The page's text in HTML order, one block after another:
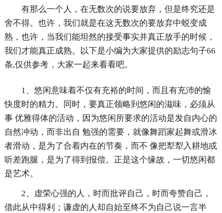
有那么一个人，在无数次的说要放弃，但是终究还是
舍不得。也许，我们就是在这无数次的要放弃中蜕变成
熟，也许，当我们能坦然的接受事实并真正放手的时候，
我们才能真正成熟。以下是小编为大家提供的励志句子66
条,仅供参考，大家一起来看看吧。
1、悠闲意味着不仅有充裕的时间，而且有充沛的愉
快度时的精力。同时，要真正领略到悠闲的滋味，必须从
事 优雅得体的活动，因为悠闲所要求的活动是发自内心的
自然冲动，而非出自 勉强的需要，就像舞蹈家起舞或滑冰
者滑动，是为了合着内在的节奏，而不 像把犁犁入耕地或
听差跑腿，是为了得到报偿。正是这个缘故，一切悠闲都
是艺术。
2、虚荣心强的人，时而批评自己，时而夸赞自己，
借此从中得利；谦虚的人却自始至终不为自己说一言半